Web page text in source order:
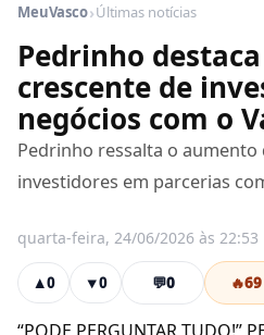
MeuVasco›Últimas notícias
Pedrinho
crescente de
negócios com o
Pedrinho ressalta o aumento
investidores em parcerias
quarta-feira, 24/06/2026 às 22:53
▲0 ▼0 💬0 🔥69